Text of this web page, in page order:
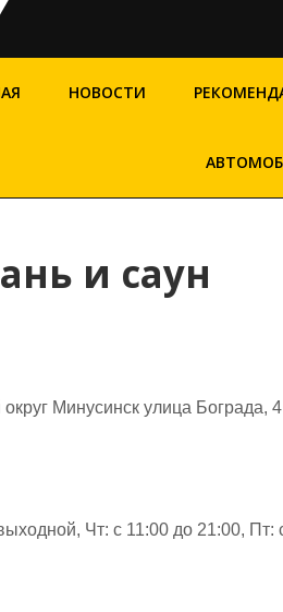
НОВОСТИ
и саун
Минусинск улица Бограда, 4
Чт: с 11:00 до 21:00, Пт: